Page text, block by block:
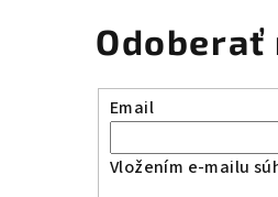
Email
Vložením e-mailu